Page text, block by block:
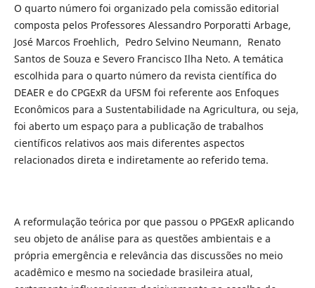
O quarto número foi organizado pela comissão editorial
composta pelos Professores Alessandro Porporatti Arbage,
José Marcos Froehlich, Pedro Selvino Neumann, Renato
Santos de Souza e Severo Francisco Ilha Neto. A temática
escolhida para o quarto número da revista científica do
DEAER e do CPGExR da UFSM foi referente aos Enfoques
Econômicos para a Sustentabilidade na Agricultura, ou seja,
foi aberto um espaço para a publicação de trabalhos
científicos relativos aos mais diferentes aspectos
relacionados direta e indiretamente ao referido tema.
A reformulação teórica por que passou o PPGExR aplicando
seu objeto de análise para as questões ambientais e a
própria emergência e relevância das discussões no meio
acadêmico e mesmo na sociedade brasileira atual,